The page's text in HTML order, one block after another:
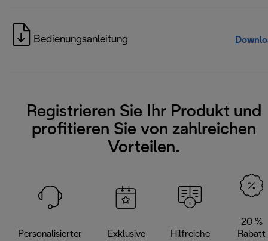
Bedienungsanleitung
Registrieren Sie Ihr Produkt und
profitieren Sie von zahlreichen
Vorteilen.
Personalisierter
Exklusive
Hilfreiche
20 %
Rabatt